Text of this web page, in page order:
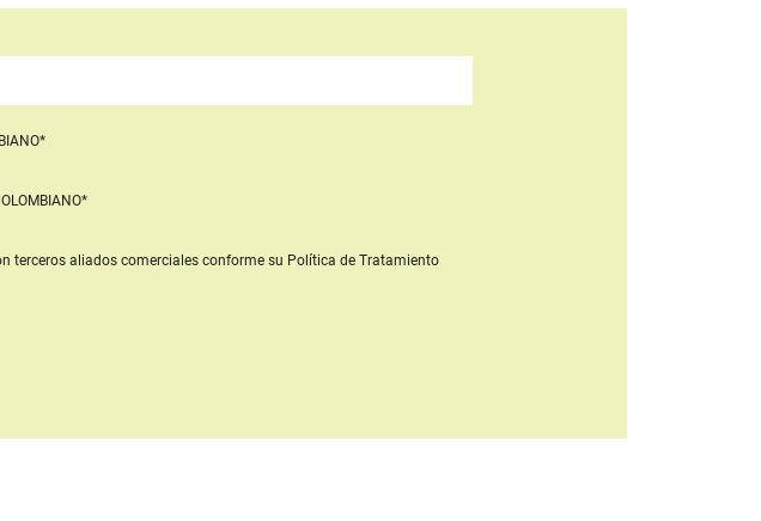
terceros aliados comercialesconforme su Política de Tratamiento